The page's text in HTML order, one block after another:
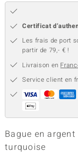
Certificat
Les frais de port
partir de 79,- € !
Livraison en
Service client en
Bague en
turquoise